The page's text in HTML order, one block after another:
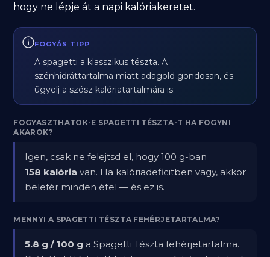
hogy ne lépje át a napi kalóriakeretet.
FOGYÁS TIPP
A spagetti a klasszikus tészta. A
szénhidráttartalma miatt adagold gondosan, és
ügyelj a szósz kalóriatartalmára is.
FOGYASZTHATOK-E SPAGETTI TÉSZTA-T HA FOGYNI
AKAROK?
Igen, csak ne felejtsd el, hogy 100 g-ban
158 kalória van. Ha kalóriadeficitben vagy, akkor
belefér minden étel — és ez is.
MENNYI A SPAGETTI TÉSZTA FEHÉRJETARTALMA?
5.8 g / 100 g a Spagetti Tészta fehérjetartalma.